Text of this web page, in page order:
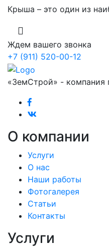
Крыша – это один из
Ждем вашего звонка
+7 (911) 520-00-12
«ЗемСтрой» - компания
О компании
Услуги
О нас
Наши работы
Фотогалерея
Статьи
Контакты
Услуги